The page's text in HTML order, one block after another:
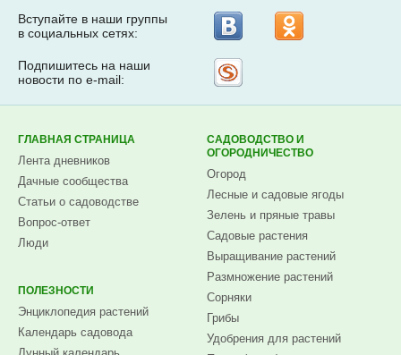
Вступайте в наши группы
в социальных сетях:
Подпишитесь на наши
новости по e-mail:
ГЛАВНАЯ СТРАНИЦА
Лента дневников
Дачные сообщества
Статьи о садоводстве
Вопрос-ответ
Люди
ПОЛЕЗНОСТИ
Энциклопедия растений
Календарь садовода
САДОВОДСТВО И
ОГОРОДНИЧЕСТВО
Огород
Лесные и садовые ягоды
Зелень и пряные травы
Садовые растения
Выращивание растений
Размножение растений
Сорняки
Грибы
Удобрения для растений